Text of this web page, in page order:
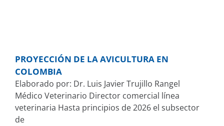
PROYECCIÓN DE LA AVICULTURA EN
COLOMBIA
Elaborado por: Dr. Luis Javier Trujillo Rangel
Médico Veterinario Director comercial línea
veterinaria Hasta principios de 2026 el subsector
de